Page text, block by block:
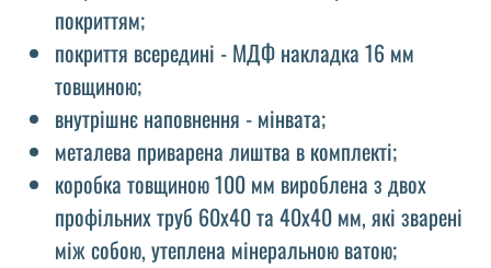
покриттям;
покриття всередині - МДФ накладка 16 мм
товщиною;
внутрішнє наповнення - мінвата;
металева приварена лиштва в комплекті;
коробка товщиною 100 мм вироблена з двох
профільних труб 60х40 та 40х40 мм, які зварені
між собою, утеплена мінеральною ватою;